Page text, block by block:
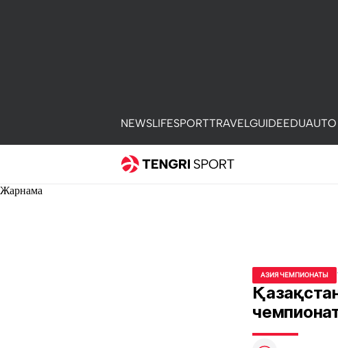
NEWSLIFESPORTTRAVELGUIDEEDUAUTO
Жарнама
АЗИЯ ЧЕМПИОНАТЫ